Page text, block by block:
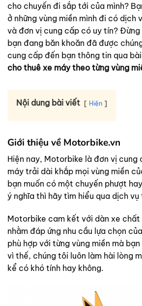
cho chuyến đi sắp tới của mình?
ở những vùng miền mình đi có dịch
và đơn vị cung cấp có uy tín?
bạn đang băn khoăn đã được
cung cấp đến bạn thông tin qua
cho thuê xe máy theo từng vùng
Nội dung bài viết Hiện
Giới thiệu về Motorbike.vn
Hiện nay, Motorbike là đơn vị cung
máy trải dài khắp mọi vùng miền
bạn muốn có một chuyến phượt
ý nghĩa thì hãy tìm hiểu qua dịch
Motorbike cam kết với dàn xe chất
nhằm đáp ứng nhu cầu lựa chọn
phù hợp với từng vùng miền mà
vì thế, chúng tôi luôn làm hài lòng
kể có khó tính hay không.